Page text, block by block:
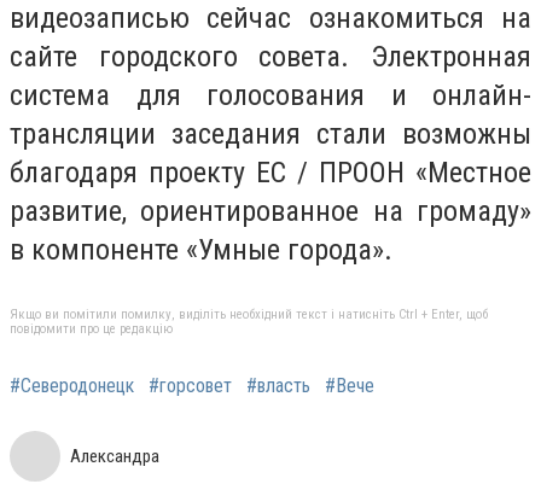
видеозаписью сейчас ознакомиться на
сайте городского совета. Электронная
система для голосования и онлайн-
трансляции заседания стали возможны
благодаря проекту ЕС / ПРООН «Местное
развитие, ориентированное на громаду»
в компоненте «Умные города».
Якщо ви помітили помилку, виділіть необхідний текст і натисніть Ctrl + Enter, щоб
повідомити про це редакцію
#Северодонецк #горсовет #власть #Вече
Александра